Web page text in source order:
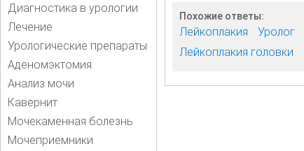
Диагностика в урологии
Лечение
Урологические препараты
Аденомэктомия
Анализ мочи
Кавернит
Мочекаменная болезнь
Мочеприемники
Похожие ответы:
Лейкоплакия Уролог
Лейкоплакия головки